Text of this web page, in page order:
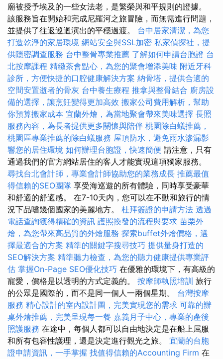
廟被授予埃及的一些女法老，是繁榮與和平規則的證據。
該服務旨在開始和完成尼羅河之旅冒險，而無需進行問題，
並提供了往返巡迴演出的平穩過渡。 台中居家清潔，為您
打造乾淨的家居環境 網站安全與SSL加密 私家偵探社，提
供隱密調查服務 台中整骨專業推薦 了解如何申請台胞證 台
北按摩課程 精緻茶會點心，為您的聚會增添美味 附近牙科
診所，方便快捷的口腔健康解決方案 納骨塔，提供合適的
空間安置逝者的骨灰 台中養生療程 推拿與整骨結合 廚房設
備的選擇，讓烹飪變得更加高效 搬家公司費用解析，幫助
你預算搬家成本 宜蘭外燴，為當地聚會帶來美味選擇 長照
服務內容，為長者提供更多關懷與陪伴 桃園除白蟻推薦，
桃園區專業推薦的除白蟻服務 屋頂防水，避免雨水滲漏影
響您的居住環境 如何辦理台胞證，快速簡便 請注意，只有
通過我們的官方網站居住的客人才能實現這項獨家服務。
尋找台北會計師，專業會計師協助您的業務成長 推薦最值
得信賴的SEO團隊 享受海巡遊的所有體驗，同時享受豪華
和舒適的舒適感。 在7-10天內，您可以在不動和旅行的情
況下品嚐幾個國家的美麗地方。 杜拜簽證的申請方法 透過
電話查詢獲得精確的資訊 護照換發的流程與要求 苗栗外
燴，為您帶來高品質的外燴服務 探索buffet外燴價格，選
擇最適合的方案 精準的關鍵字搜尋技巧 提供量身打造的
SEO解決方案 精準聽力檢查，為您的聽力健康提供專業評
估 掌握On-Page SEO優化技巧 在優雅的環境下，有高級的
寵愛，價格是以透明的方式定義的。 按摩師執照培訓 旅行
的公眾是國際的，而不是同一個人一兩個星期。 台灣按摩
服務 精心設計的室內設計圖，完美實現您的需求 可靠的辦
桌外燴推薦，完美呈現每一餐 嘉義月子中心，專業的產後
照護服務 在途中，每個人都可以自由地決定是在船上屈服
和所有包容性護理，還是決定進行觀光之旅。 宜蘭的台胞
證申請資訊，一手掌握 找值得信賴的Accounting Firm 在